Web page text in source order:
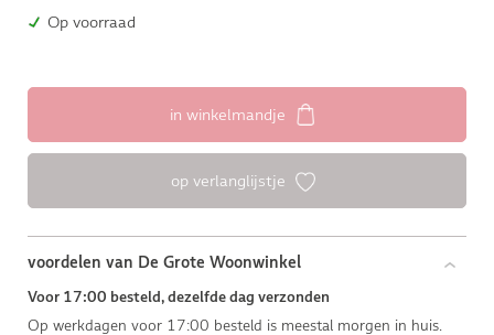
Op voorraad
in winkelmandje
op verlanglijstje
voordelen van De Grote Woonwinkel
Voor 17:00 besteld, dezelfde dag verzonden
Op werkdagen voor 17:00 besteld is meestal morgen in huis.